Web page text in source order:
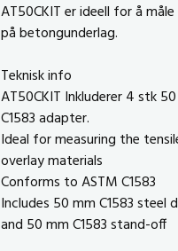
AT50CKIT er ideell for å
på betongunderlag.
Teknisk info
AT50CKIT Inkluderer 4 stk
C1583 adapter.
Ideal for measuring the
overlay materials
Conforms to ASTM C1583
Includes 50 mm C1583
and 50 mm C1583 stand-off